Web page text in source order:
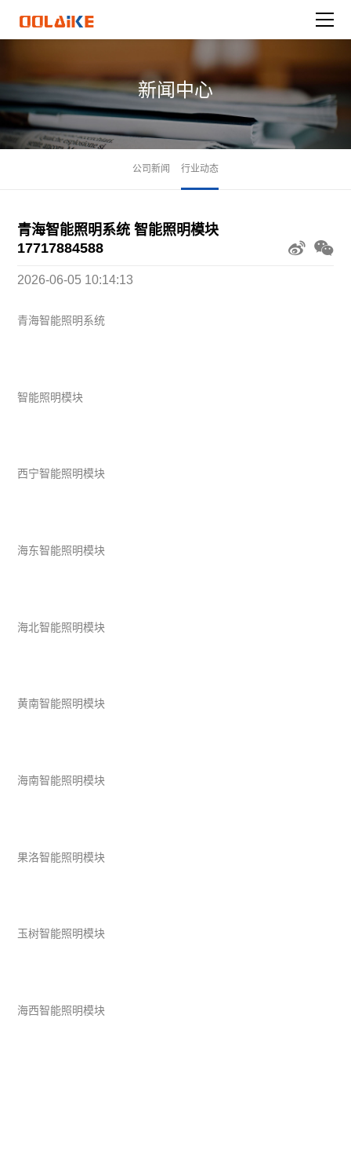
新闻中心
公司新闻 行业动态
青海智能照明系统 智能照明模块
17717884588
2026-06-05 10:14:13
青海智能照明系统
智能照明模块
西宁智能照明模块
海东智能照明模块
海北智能照明模块
黄南智能照明模块
海南智能照明模块
果洛智能照明模块
玉树智能照明模块
海西智能照明模块